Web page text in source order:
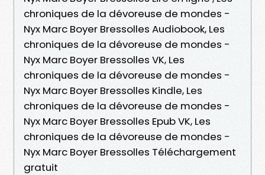
chroniques de la dévoreuse de mondes -
Nyx Marc Boyer Bressolles Audiobook, Les
chroniques de la dévoreuse de mondes -
Nyx Marc Boyer Bressolles VK, Les
chroniques de la dévoreuse de mondes -
Nyx Marc Boyer Bressolles Kindle, Les
chroniques de la dévoreuse de mondes -
Nyx Marc Boyer Bressolles Epub VK, Les
chroniques de la dévoreuse de mondes -
Nyx Marc Boyer Bressolles Téléchargement
gratuit